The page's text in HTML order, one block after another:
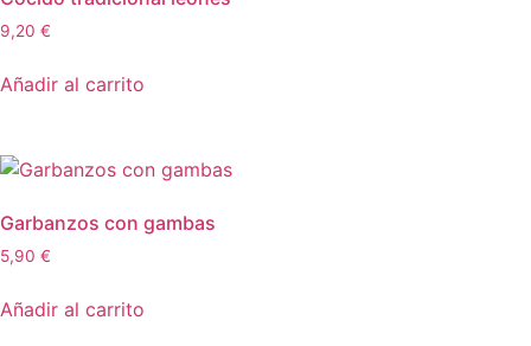
9,20 €
Añadir al carrito
Garbanzos con gambas
5,90 €
Añadir al carrito